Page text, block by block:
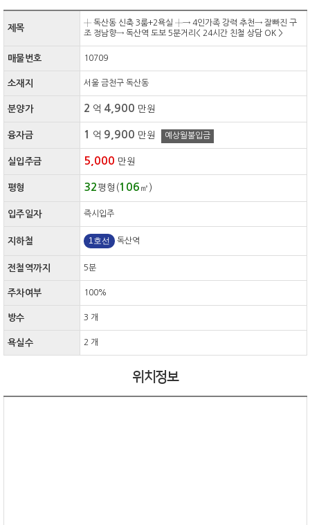
제목
┼ 독산동 신축 3룸+2욕실 ┼→ 4인가족 강력 추천→ 잘빠진 구
조 정남향→ 독산역 도보 5분거리< 24시간 친철 상담 OK >
매물번호 10709
소재지 서울 금천구 독산동
분양가 2 억 4,900 만원
융자금 1 억 9,900 만원 예상월불입금
실입주금 5,000 만원
평형 32 평형(106 ㎡)
입주일자 즉시입주
지하철 1호선 독산역
전철역까지 5분
주차여부 100%
방수 3 개
욕실수 2 개
위치정보